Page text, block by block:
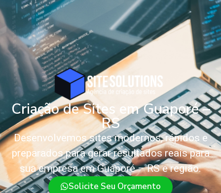
Criação de Sites em Guaporé –
RS
Desenvolvemos sites modernos, rápidos e
preparados para gerar resultados reais para
sua empresa em Guaporé – RS e região.
Solicite Seu Orçamento